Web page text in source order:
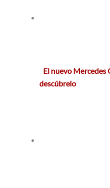
El nuevo Mercedes
descúbrelo